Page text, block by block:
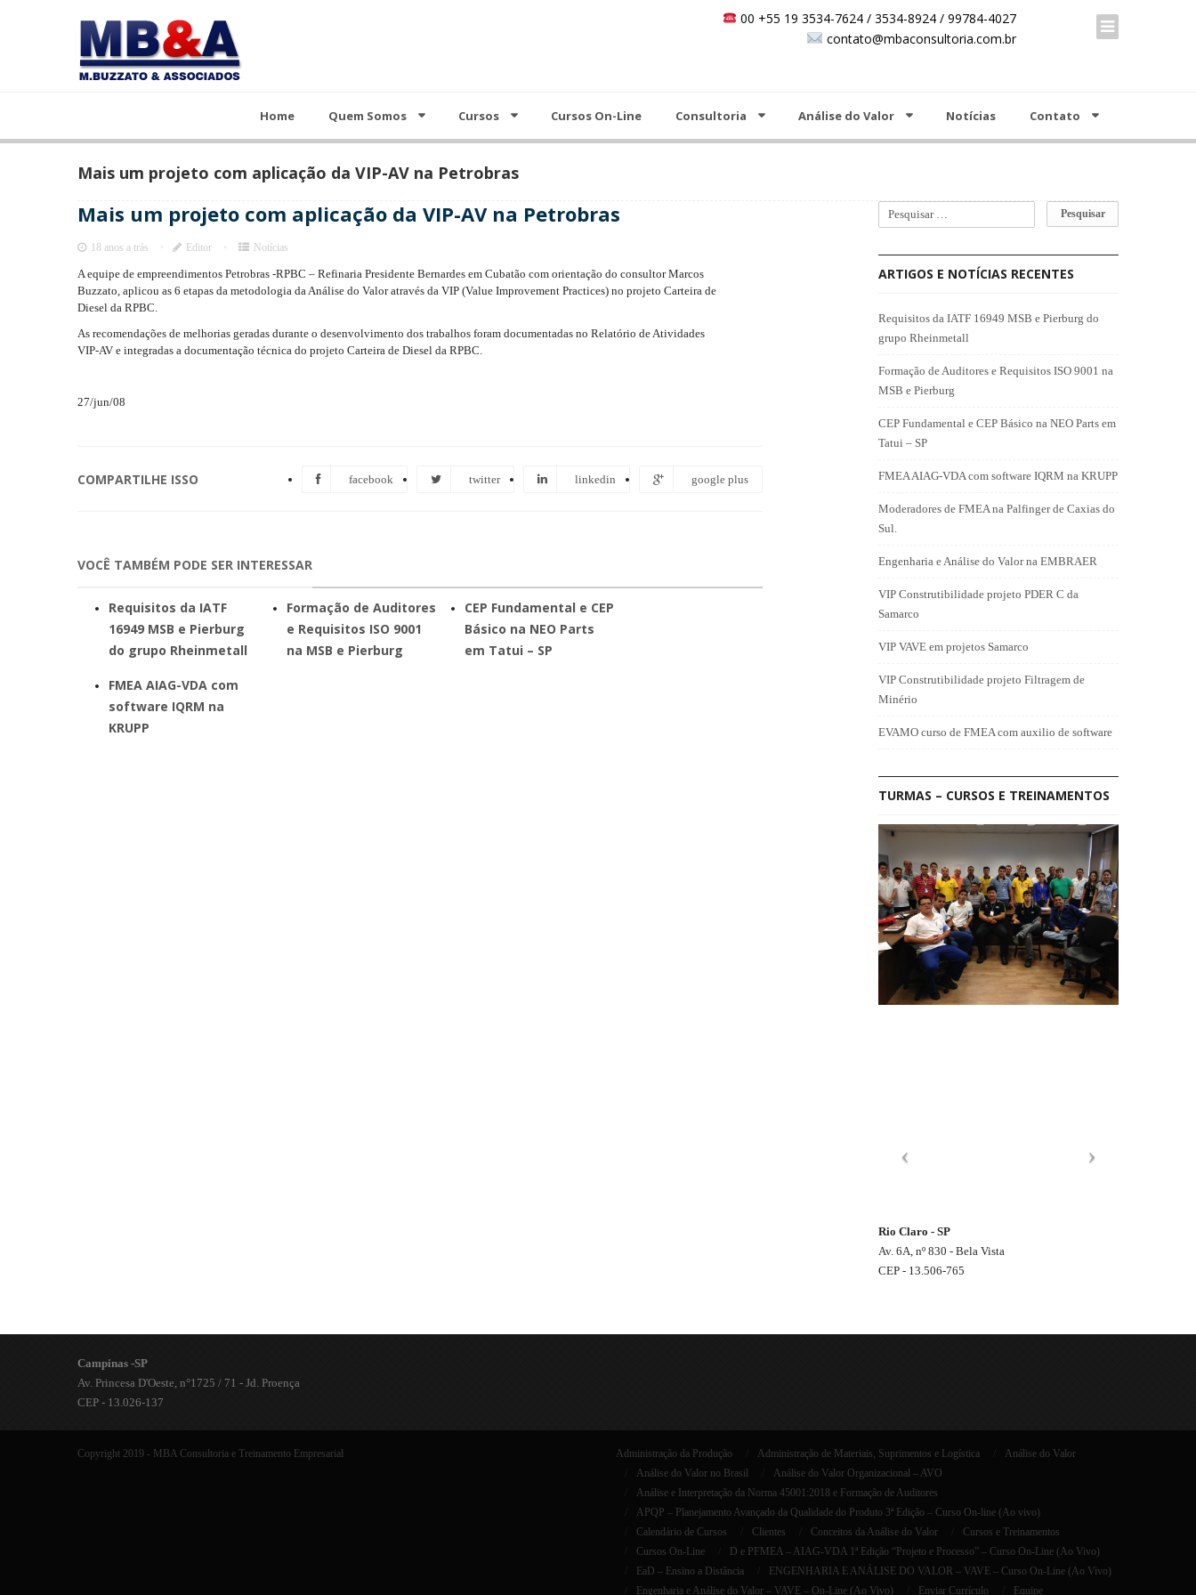
Home Contato00 +55 19 3534-7624 / 3534-8924 / 99784-4027
contato@mbaconsultoria.com.br
Home Quem Somos Cursos Cursos On-Line Consultoria Análise do Valor Notícias Contato
Mais um projeto com aplicação da VIP-AV na Petrobras
Mais um projeto com aplicação da VIP-AV na Petrobras
18 anos a trás Editor Notícias
A equipe de empreendimentos Petrobras -RPBC – Refinaria Presidente Bernardes em Cubatão com orientação do consultor Marcos
Buzzato, aplicou as 6 etapas da metodologia da Análise do Valor através da VIP (Value Improvement Practices) no projeto Carteira de
Diesel da RPBC.
As recomendações de melhorias geradas durante o desenvolvimento dos trabalhos foram documentadas no Relatório de Atividades
VIP-AV e integradas a documentação técnica do projeto Carteira de Diesel da RPBC.
27/jun/08
COMPARTILHE ISSO facebook twitter linkedin google plus
VOCÊ TAMBÉM PODE SER INTERESSAR
Requisitos da IATF
16949 MSB e Pierburg
do grupo Rheinmetall
Formação de Auditores
e Requisitos ISO 9001
na MSB e Pierburg
CEP Fundamental e CEP
Básico na NEO Parts
em Tatui – SP
FMEA AIAG-VDA com
software IQRM na
KRUPP
ARTIGOS E NOTÍCIAS RECENTES
Requisitos da IATF 16949 MSB e Pierburg do
grupo Rheinmetall
Formação de Auditores e Requisitos ISO 9001 na
MSB e Pierburg
CEP Fundamental e CEP Básico na NEO Parts em
Tatui – SP
FMEA AIAG-VDA com software IQRM na KRUPP
Moderadores de FMEA na Palfinger de Caxias do
Sul.
Engenharia e Análise do Valor na EMBRAER
VIP Construtibilidade projeto PDER C da
Samarco
VIP VAVE em projetos Samarco
VIP Construtibilidade projeto Filtragem de
Minério
EVAMO curso de FMEA com auxilio de software
TURMAS – CURSOS E TREINAMENTOS
Rio Claro - SP
Av. 6A, nº 830 - Bela Vista
CEP - 13.506-765
Campinas -SP
Av. Princesa D'Oeste, n°1725 / 71 - Jd. Proença
CEP - 13.026-137
Copyright 2019 - MBA Consultoria e Treinamento Empresarial Administração da Produção Administração de Materiais, Suprimentos e Logística
Análise do Valor
Análise do Valor no Brasil
Análise do Valor Organizacional – AVO
Análise e Interpretação da Norma 45001:2018 e Formação de Auditores
APQP – Planejamento Avançado da Qualidade do Produto 3ª Edição – Curso On-line (Ao vivo)
Calendário de Cursos
Clientes Conceitos da Análise do Valor
Cursos e Treinamentos
Cursos On-Line
D e PFMEA – AIAG-VDA 1ª Edição “Projeto e Processo” – Curso On-Line (Ao Vivo)
EaD – Ensino a Distância
ENGENHARIA E ANÁLISE DO VALOR – VAVE – Curso On-Line (Ao Vivo)
Engenharia e Análise do Valor – VAVE – On-Line (Ao Vivo)
Enviar Currículo Equipe